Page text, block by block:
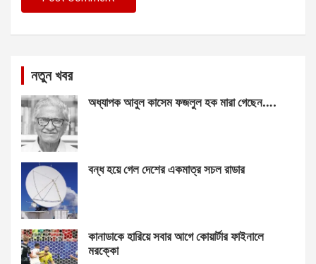
নতুন খবর
অধ্যাপক আবুল কাসেম ফজলুল হক মারা গেছেন….
বন্ধ হয়ে গেল দেশের একমাত্র সচল রাডার
কানাডাকে হারিয়ে সবার আগে কোয়ার্টার ফাইনালে
মরক্কো